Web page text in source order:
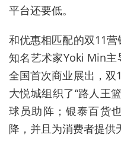
平台还要低。
和优惠相匹配的双11
知名艺术家Yoki Min
全国首次商业展出，
大悦城组织了“路人王
球员助阵；银泰百货
降，并且为消费者提供